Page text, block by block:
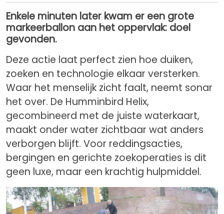
Enkele minuten later kwam er een grote
markeerballon aan het oppervlak: doel
gevonden.
Deze actie laat perfect zien hoe duiken,
zoeken en technologie elkaar versterken.
Waar het menselijk zicht faalt, neemt sonar
het over. De Humminbird Helix,
gecombineerd met de juiste waterkaart,
maakt onder water zichtbaar wat anders
verborgen blijft. Voor reddingsacties,
bergingen en gerichte zoekoperaties is dit
geen luxe, maar een krachtig hulpmiddel.